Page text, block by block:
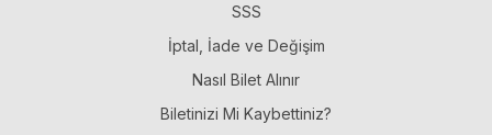
SSS
İptal, İade ve Değişim
Nasıl Bilet Alınır
Biletinizi Mi Kaybettiniz?